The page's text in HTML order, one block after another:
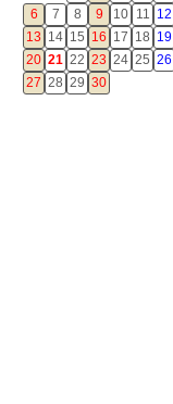
6
7 8 9 10 11 12
13 14 15 16 17 18 19
20 21 22 23 24 25 26
27 28 29 30